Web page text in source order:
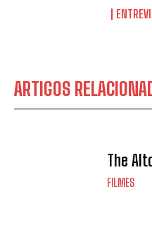
ARTIGOS
The
FILMES